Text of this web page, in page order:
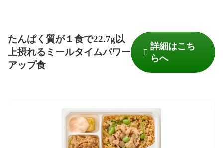
たんぱく質が１食で22.7g以
上摂れるミールタイムパワー
アップ食
詳細はこち
らへ